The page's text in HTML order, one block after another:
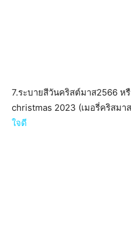
7.ระบายสีวันคริสต์มาส2566
christmas 2023 (เมอรี่คริสมา
ใจดี